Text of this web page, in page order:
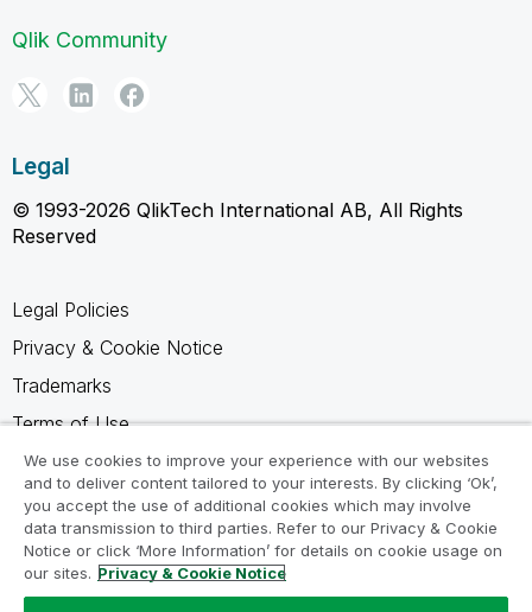
Qlik Community
Legal
© 1993-2026 QlikTech International AB, All Rights
Reserved
Legal Policies
Privacy & Cookie Notice
Trademarks
Terms of Use
Legal Agreements
Product Terms
Do not share my info
We use cookies to improve your experience with our websites
and to deliver content tailored to your interests. By clicking ‘Ok’,
you accept the use of additional cookies which may involve
data transmission to third parties. Refer to our Privacy & Cookie
Notice or click ‘More Information’ for details on cookie usage on
our sites. Privacy & Cookie Notice